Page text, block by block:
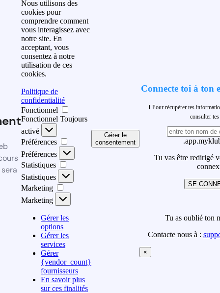
Nous utilisons des
cookies pour
comprendre comment
vous interagissez avec
notre site. En
acceptant, vous
consentez à notre
utilisation de ces
cookies.
Politique de
confidentialité
Fonctionnel
Fonctionnel Toujours
activé
Préférences
Préférences
Statistiques
Statistiques
Marketing
Marketing
Gérer les
options
Gérer les
services
Gérer
{vendor_count}
fournisseurs
En savoir plus
sur ces finalités
Gérer le
consentement
Connecte toi à ton
❗ Pour récupérer tes
consulter
Tu vas être redirigé
SE
Tu as oublié ton
Contacte nous à :
×